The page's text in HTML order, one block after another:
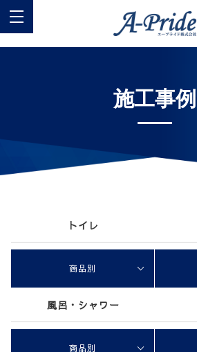
施工事例
トイレ
商品別
風呂・シャワー
商品別